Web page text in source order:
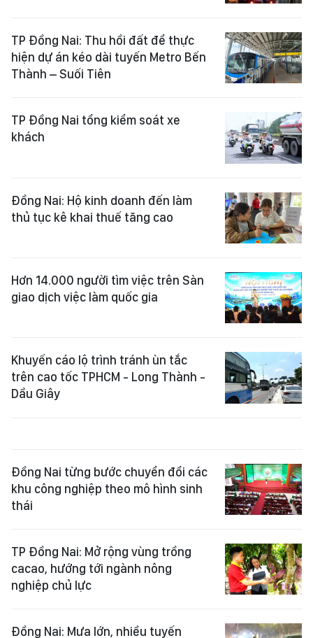
TP Đồng Nai: Thu hồi đất để thực
hiện dự án kéo dài tuyến Metro Bến
Thành – Suối Tiên
TP Đồng Nai tổng kiểm soát xe
khách
Đồng Nai: Hộ kinh doanh đến làm
thủ tục kê khai thuế tăng cao
Hơn 14.000 người tìm việc trên Sàn
giao dịch việc làm quốc gia
Khuyến cáo lộ trình tránh ùn tắc
trên cao tốc TPHCM - Long Thành -
Dầu Giây
Đồng Nai từng bước chuyển đổi các
khu công nghiệp theo mô hình sinh
thái
TP Đồng Nai: Mở rộng vùng trồng
cacao, hướng tới ngành nông
nghiệp chủ lực
Đồng Nai: Mưa lớn, nhiều tuyến